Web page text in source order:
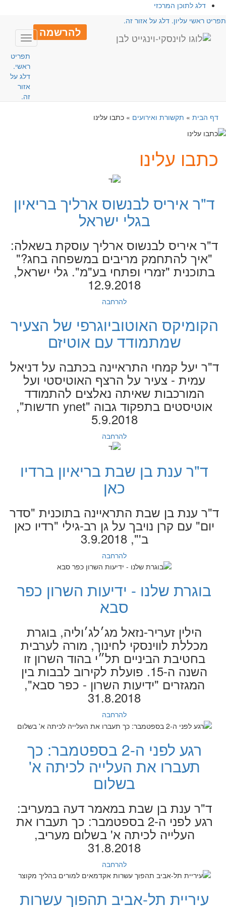
דלג לתוכן המרכזי
ראשי עליון. דלג על אזור זה.
להרשמה
Toggle
תפריט
ראשי.
דלג על
אזור
זה.
דף הבית» תקשורת ואירועים» כתבו עלינו
כתבו עלינו
ד"ר איריס לבנשוס ארליך בריאיון
בגלי ישראל
ד"ר איריס לבנשוס ארליך עוסקת בשאלה:
"איך להתחמק מריבים במשפחה בחג?"
בתוכנית "זמרי ופתחי בע"מ". גלי ישראל,
12.9.2018
להרחבה
הקומיקס האוטוביוגרפי של הצעיר
שמתמודד עם אוטיזם
ד"ר יעל קמחי התראיינה בכתבה על דניאל
עמית - צעיר על הרצף האוטיסטי ועל
המורכבות שאיתה נאלצים להתמודד
אוטיסטים בתפקוד גבוה "ynet חדשות",
5.9.2018
להרחבה
ד"ר ענת בן שבת בריאיון ברדיו
כאן
ד"ר ענת בן שבת התראיינה בתוכנית "סדר
יום" עם קרן נויבך על גן רב-גילי "רדיו כאן
ב'", 3.9.2018
להרחבה
בוגרת שלנו - ידיעות השרון כפר
סבא
הילין זעריר-נזאל מג׳לג׳וליה, בוגרת
מכללת לווינסקי לחי­נוך, מורה לערבית
בחטיבת הביניים תל״י בהוד השרון זו
השנה ה-15. פועלת לקירוב לבבות בין
המגזרים "ידיעות השרון - כפר סבא",
31.8.2018
להרחבה
רגע לפני ה-2 בספטמבר: כך
תעברו את העלייה לכיתה א'
בשלום
ד"ר ענת בן שבת במאמר דעה במעריב:
רגע לפני ה-2 בספטמבר: כך תעברו את
העלייה לכיתה א' בשלום מעריב,
31.8.2018
להרחבה
עיריית תל-אביב תהפוך עשרות